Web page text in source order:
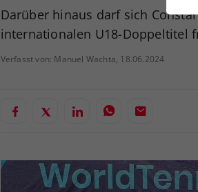
Darüber hinaus darf sich
internationalen U18-Doppeltitel
Verfasst von: Manuel Wachta, 18.06.2024